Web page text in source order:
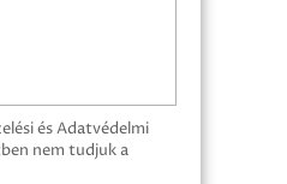
és Adatvédelmi
nem tudjuk a